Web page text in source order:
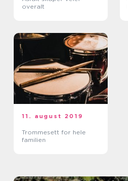
overalt
11. august 2019
Trommesett for hele
familien